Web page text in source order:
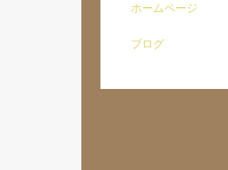
ホームページ
ブログ